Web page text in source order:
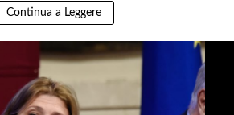
Continua a Leggere